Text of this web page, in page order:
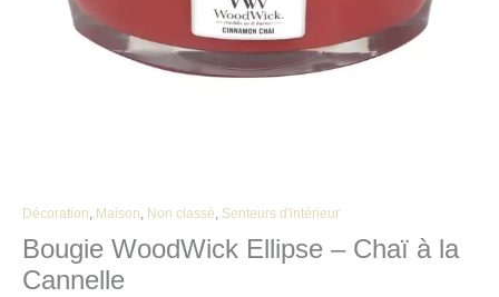
Décoration, Maison, Non classé, Senteurs d'intérieur
Bougie WoodWick Ellipse – Chaï à la
Cannelle